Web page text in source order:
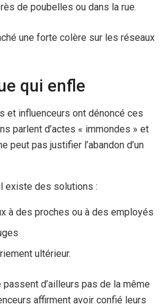
de poubelles ou dans la rue.
une forte colère sur les réseaux
qui enfle
et influenceurs ont dénoncé ces
parlent d’actes « immondes » et
peut pas justifier l’abandon d’un
existe des solutions :
à des proches ou à des employés
ultérieur.
d’ailleurs pas de la même
affirment avoir confié leurs